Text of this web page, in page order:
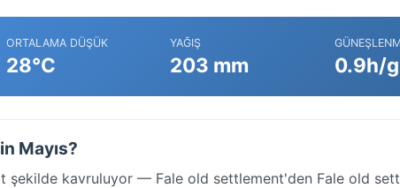
ORTALAMA DÜŞÜK
28°C
YAĞIŞ
203 mm 0.9h/
Mayıs?
şekilde kavruluyor — Fale old settlement'den Fale old